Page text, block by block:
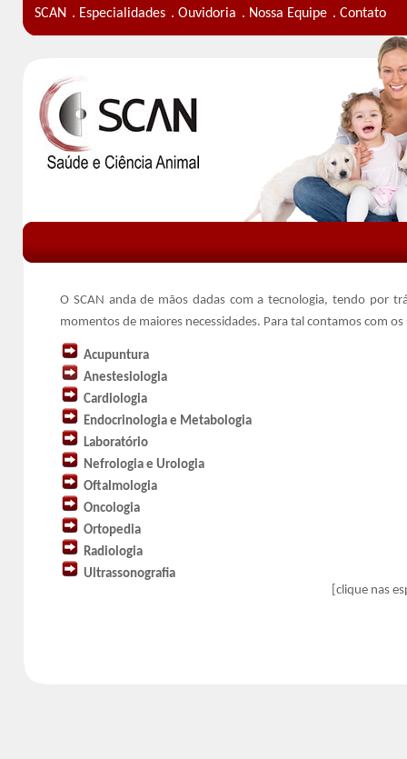
SCAN . Especialidades . Ouvidoria . Nossa Equipe . Contato
O SCAN anda de mãos dadas com a tecnologia, tendo por
momentos de maiores necessidades. Para tal contamos com os
Acupuntura
Anestesiologia
Cardiologia
Endocrinologia e Metabologia
Laboratório
Nefrologia e Urologia
Oftalmologia
Oncologia
Ortopedia
Radiologia
Ultrassonografia
[clique nas